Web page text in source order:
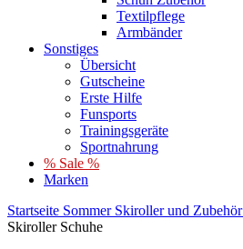
Textilpflege
Armbänder
Sonstiges
Übersicht
Gutscheine
Erste Hilfe
Funsports
Trainingsgeräte
Sportnahrung
% Sale %
Marken
Startseite Sommer Skiroller und Zubehör
Skiroller Schuhe